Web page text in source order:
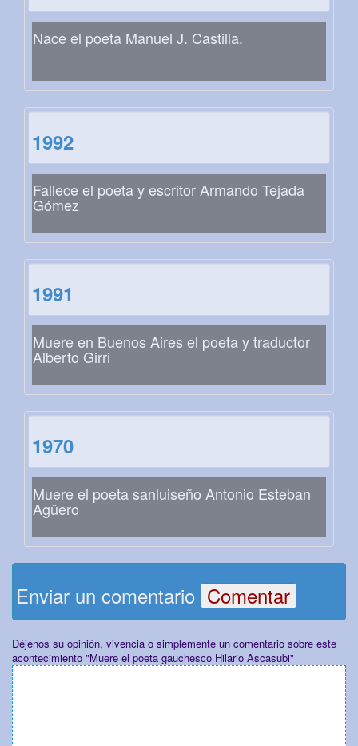
Nace el poeta Manuel J. Castilla.
1992
Fallece el poeta y escritor Armando Tejada
Gómez
1991
Muere en Buenos Aires el poeta y traductor
Alberto Girri
1970
Muere el poeta sanluiseño Antonio Esteban
Agüero
Enviar un comentario
Déjenos su opinión, vivencia o simplemente un comentario sobre este
acontecimiento "Muere el poeta gauchesco Hilario Ascasubi"